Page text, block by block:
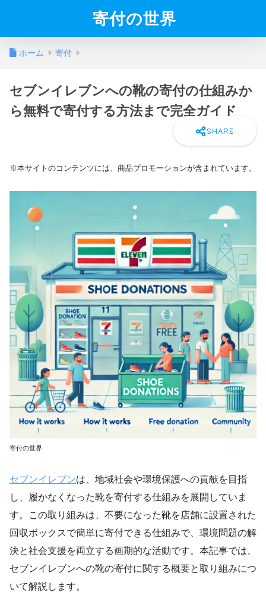
寄付の世界
ホーム 寄付
セブンイレブンへの靴の寄付の仕組みか
ら無料で寄付する方法まで完全ガイド
※本サイトのコンテンツには、商品プロモーションが含まれています。
寄付の世界
セブンイレブンは、地域社会や環境保護への貢献を目指
し、履かなくなった靴を寄付する仕組みを展開していま
す。この取り組みは、不要になった靴を店舗に設置された
回収ボックスで簡単に寄付できる仕組みで、環境問題の解
決と社会支援を両立する画期的な活動です。本記事では、
セブンイレブンへの靴の寄付に関する概要と取り組みにつ
いて解説します。